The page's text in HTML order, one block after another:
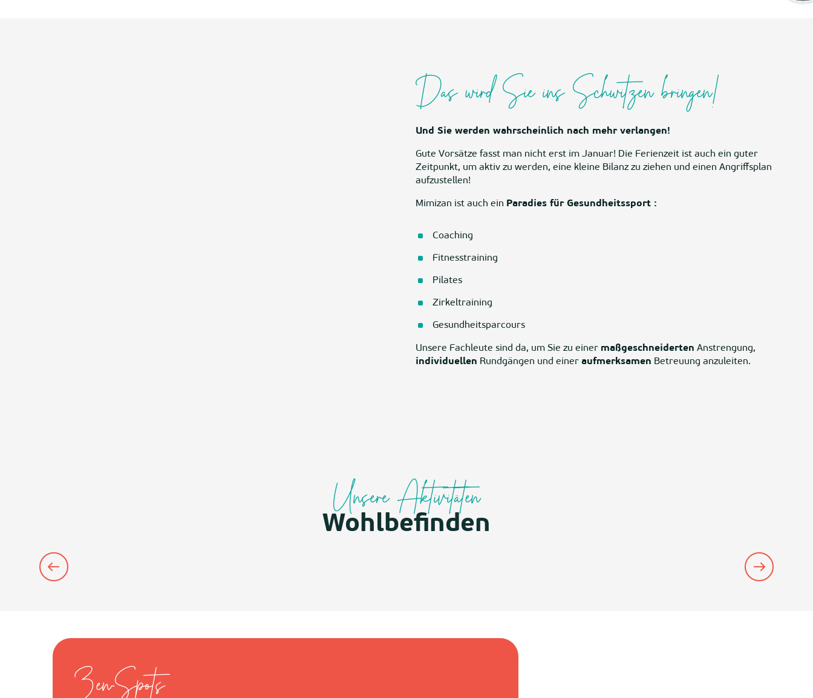
Das wird Sie ins Schwitzen bringen!
Und Sie werden wahrscheinlich nach mehr verlangen!
Gute Vorsätze fasst man nicht erst im Januar! Die Ferienzeit ist auch ein guter
Zeitpunkt, um aktiv zu werden, eine kleine Bilanz zu ziehen und einen Angriffsplan
aufzustellen!
Mimizan ist auch ein Paradies für Gesundheitssport :
Coaching
Fitnesstraining
Pilates
Zirkeltraining
Gesundheitsparcours
Unsere Fachleute sind da, um Sie zu einer maßgeschneiderten Anstrengung,
individuellen Rundgängen und einer aufmerksamen Betreuung anzuleiten.
Unsere Aktivitäten
Wohlbefinden
Zen-Spots